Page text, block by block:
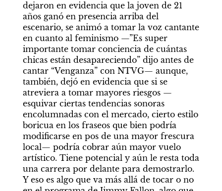
dejaron en evidencia que la joven de 21
años ganó en presencia arriba del
escenario, se animó a tomar la voz cantante
en cuanto al feminismo —”Es super
importante tomar conciencia de cuántas
chicas están desapareciendo” dijo antes de
cantar “Venganza” con NTVG— aunque,
también, dejó en evidencia que si se
atreviera a tomar mayores riesgos —
esquivar ciertas tendencias sonoras
encolumnadas con el mercado, cierto estilo
boricua en los fraseos que bien podría
modificarse en pos de una mayor frescura
local— podría cobrar aún mayor vuelo
artístico. Tiene potencial y aún le resta toda
una carrera por delante para demostrarlo.
Y eso es algo que va más allá de tocar o no